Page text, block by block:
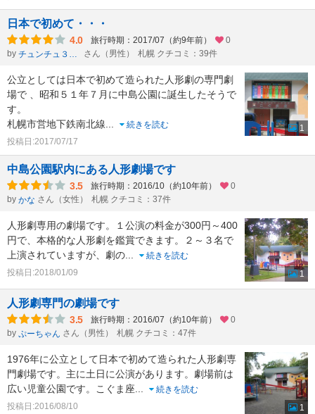
日本で初めて・・・
4.0 旅行時期：2017/07（約9年前）
0
by
チュンチュ３１９ さん（男性） 札幌 クチコミ：39件
公立としては日本で初めて造られた人形劇の専門劇
場で 、昭和５１年７月に中島公園に誕生したそうで
す。
札幌市営地下鉄南北線...
続きを読む
投稿日:2017/07/17
1
中島公園駅内にある人形劇場です
3.5 旅行時期：2016/10（約10年前）
0
by かな さん（女性） 札幌 クチコミ：37件
人形劇専用の劇場です。１公演の料金が300円～400
円で、本格的な人形劇を鑑賞できます。２～３名で
上演されていますが、劇の...
続きを読む
投稿日:2018/01/09
1
人形劇専門の劇場です
3.5 旅行時期：2016/07（約10年前）
0
by ぷーちゃん さん（男性） 札幌 クチコミ：47件
1976年に公立として日本で初めて造られた人形劇専
門劇場です。主に土日に公演があります。劇場前は
広い児童公園です。こぐま座...
続きを読む
投稿日:2016/08/10
1